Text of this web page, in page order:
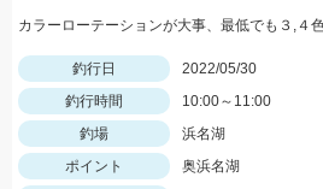
釣行日
2022/05/30
釣行時間
10:00～11:00
釣場
浜名湖
ポイント
奥浜名湖